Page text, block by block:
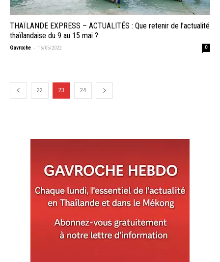
THAÏLANDE EXPRESS – ACTUALITÉS : Que retenir de l’actualité
thaïlandaise du 9 au 15 mai ?
Gavroche - 16/05/2022 0
22 23 24